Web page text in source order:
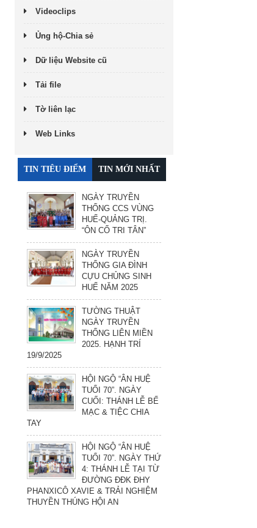
Videoclips
Ủng hộ-Chia sẻ
Dữ liệu Website cũ
Tải file
Tờ liên lạc
Web Links
TIN TIÊU ĐIỂM TIN MỚI NHẤT
NGÀY TRUYỀN
THỐNG CCS VÙNG
HUẾ-QUẢNG TRỊ.
“ÔN CỐ TRI TÂN”
NGÀY TRUYỀN
THỐNG GIA ĐÌNH
CỰU CHỦNG SINH
HUẾ NĂM 2025
TƯỜNG THUẬT
NGÀY TRUYỀN
THỐNG LIÊN MIỀN
2025. HẠNH TRÍ
19/9/2025
HỘI NGỘ “ÂN HUỆ
TUỔI 70”. NGÀY
CUỐI: THÁNH LỄ BẾ
MẠC & TIỆC CHIA
TAY
HỘI NGỘ “ÂN HUỆ
TUỔI 70”. NGÀY THỨ
4: THÁNH LỄ TẠI TỪ
ĐƯỜNG ĐĐK ĐHY
PHANXICÔ XAVIE & TRẢI NGHIỆM
THUYỀN THÚNG HỘI AN